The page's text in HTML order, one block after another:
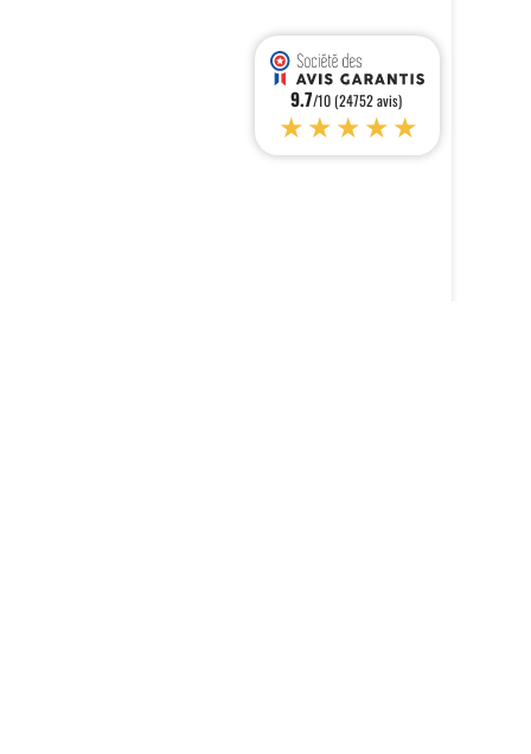
Personnalisez vos préférences pour
9.7/10 (24752 avis)
★★★★★